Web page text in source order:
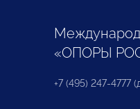
«ОПОРЫ
+7 (495) 247-4777